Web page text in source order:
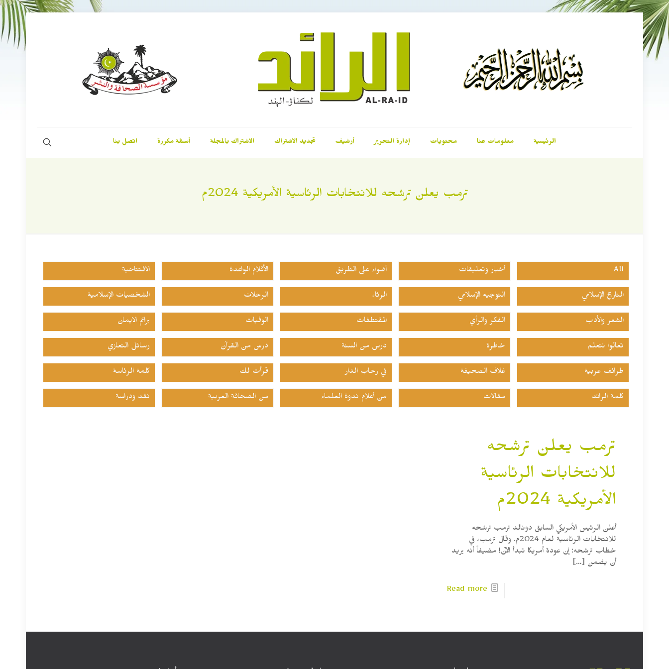
الرئيسية معلومات عنا محتويات إدارة التحرير أرشيف تجديد الاشتراك الاشتراك بالمجلة أسئلة مكررة اتصل بنا
ترمب يعلن ترشحه للانتخابات الرئاسية الأمريكية 2024م
All أخبار وتعليقات أضواء على الطريق الأقلام الواعدة الافتتاحية
التاريخ الإسلامي التوجيه الإسلامي الرثاء الرحلات الشخصيات الإسلامية
الشعر والأدب الفكر والرأي المقتطفات الوفيات براعم الايمان
تعالوا نتعلم خاطرة درس من السنة درس من القرآن رسائل التعازي
طرائف عربية غلاف الصحيفة في رحاب الدار قرأت لك كلمة الرئاسة
كلمة الرائد مقالات من أعلام ندوة العلماء من الصحافة العربية نقد ودراسة
ترمب يعلن ترشحه
للانتخابات الرئاسية
الأمريكية 2024م
أعلن الرئيس الأمريكي السابق دونالد ترمب ترشحه
للانتخابات الرئاسية لعام 2024م. وقال ترمب، في
خطاب ترشحه: إن عودة أمريكا تبدأ الآن! مضيفاً أنه يريد
أن يضمن […]
Read more